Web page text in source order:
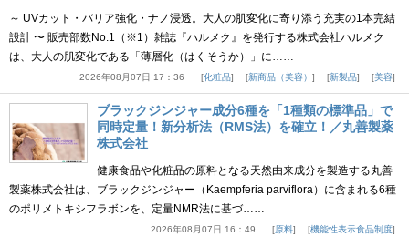
～ UVカット・バリア強化・ナノ浸透。大人の肌変化に寄り添う充実の1本完結
設計 〜 販売部数No.1（※1）雑誌『ハルメク』を発行する株式会社ハルメク
は、大人の肌変化である「薄層化（はくそうか）」に……
2026年08月07日 17：36 化粧品 新商品（美容） 新製品 美容
ブラックジンジャー成分6種を「1種類の標準品」で
同時定量！新分析法（RMS法）を確立！／丸善製薬
株式会社
健康食品や化粧品の原料となる天然由来成分を製造する丸善
製薬株式会社は、ブラックジンジャー（Kaempferia parviflora）に含まれる6種
のポリメトキシフラボンを、定量NMR法に基づ……
2026年08月07日 16：49 原料 機能性表示食品制度